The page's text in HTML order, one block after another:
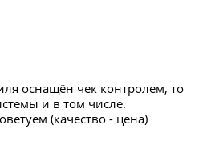
оснащён чек контролем, то
и в том числе.
(качество - цена)